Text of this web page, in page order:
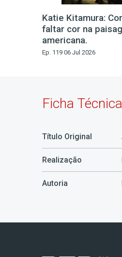
Katie Kitamura:
faltar cor na
americana.
Ep. 119 06 Jul 2026
Ficha Técnica
Título Original
Realização
Autoria